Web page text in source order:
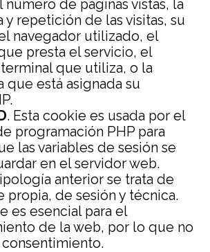
número de páginas vistas, la
y repetición de las visitas, su
navegador utilizado, el
presta el servicio, el
que utiliza, o la
que está asignada su
. Esta cookie es usada por el
programación PHP para
las variables de sesión se
en el servidor web.
anterior se trata de
propia, de sesión y técnica.
es esencial para el
de la web, por lo que no